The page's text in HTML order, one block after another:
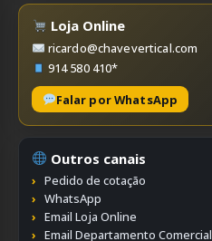
Loja Online
ricardo@chavevertical.com
914 580 410*
Falar por WhatsApp
Outros canais
Pedido de cotação
WhatsApp
Email Loja Online
Email Departamento Comercial